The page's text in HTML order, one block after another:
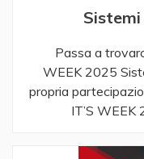
Passa a
WEEK 2025
propria
IT’S WEEK